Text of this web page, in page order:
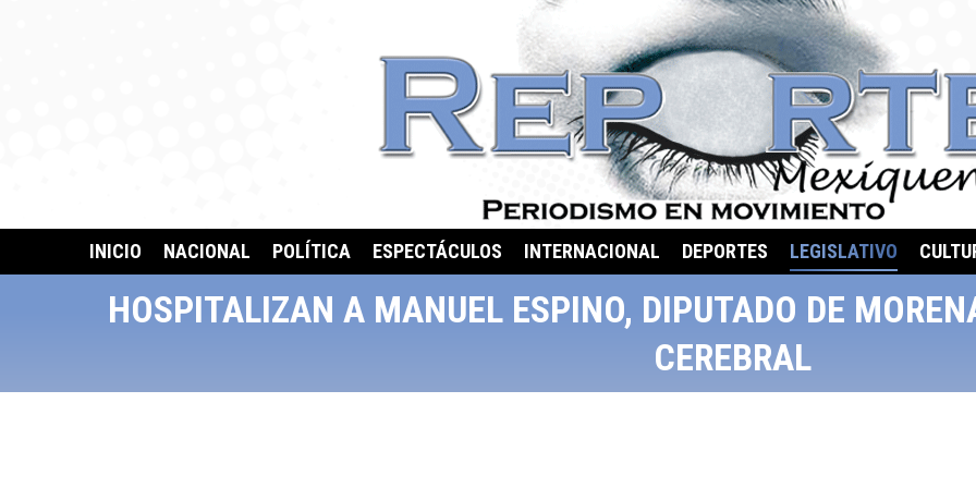
INICIO NACIONAL POLÍTICA ESPECTÁCULOS INTERNACIONAL DEPORTES LEGISLATIVO
HOSPITALIZAN A MANUEL ESPINO, DIPUTADO DE
CEREBRAL